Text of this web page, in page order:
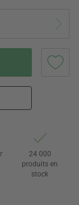
24 000
produits en
stock